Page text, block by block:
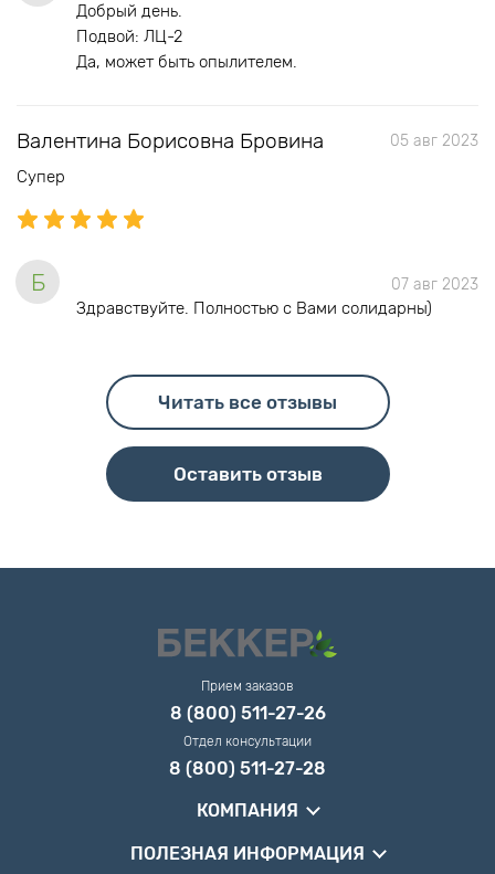
Добрый день.
Подвой: ЛЦ-2
Да, может быть опылителем.
Валентина Борисовна Бровина 05 авг 2023
Супер
Б 07 авг 2023
Здравствуйте. Полностью с Вами солидарны)
Читать все отзывы
Оставить отзыв
Прием заказов
8 (800) 511-27-26
Отдел консультации
8 (800) 511-27-28
КОМПАНИЯ
ПОЛЕЗНАЯ ИНФОРМАЦИЯ